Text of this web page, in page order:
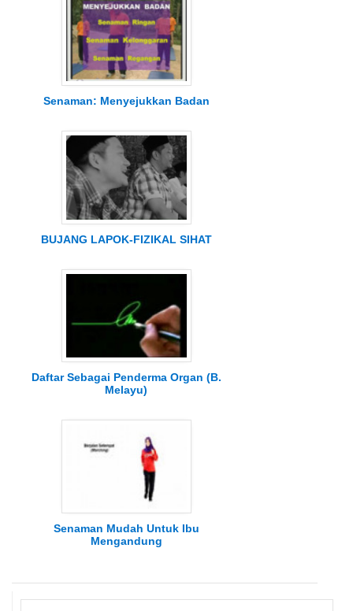
Senaman: Menyejukkan Badan
BUJANG LAPOK-FIZIKAL SIHAT
Daftar Sebagai Penderma Organ (B.
Melayu)
Senaman Mudah Untuk Ibu
Mengandung